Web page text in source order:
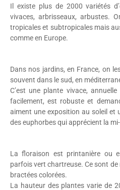
Il existe plus de 2000 variétés
vivaces, arbrisseaux, arbustes.
tropicales et subtropicales mais
comme en Europe.
Dans nos jardins, en France, on
souvent dans le sud, en
C’est une plante vivace,
facilement, est robuste et
aiment une exposition au soleil et
des euphorbes qui apprécient la
La floraison est printanière ou
parfois vert chartreuse. Ce sont
bractées colorées.
La hauteur des plantes varie de